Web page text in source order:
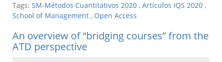
Tags: SM-Métodos Cuantitativos 2020 , Artículos IQS 2020 ,
School of Management , Open Access
An overview of “bridging courses” from the
ATD perspective